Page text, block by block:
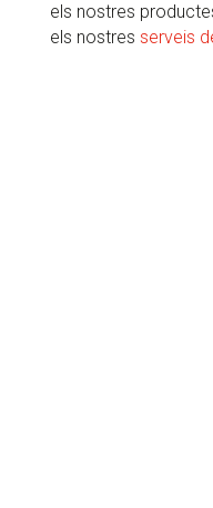
els nostres
els nostres serveis